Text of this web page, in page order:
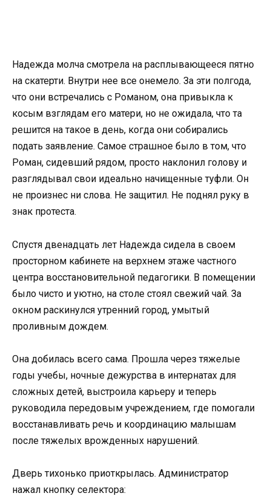
Надежда молча смотрела на расплывающееся пятно
на скатерти. Внутри нее все онемело. За эти полгода,
что они встречались с Романом, она привыкла к
косым взглядам его матери, но не ожидала, что та
решится на такое в день, когда они собирались
подать заявление. Самое страшное было в том, что
Роман, сидевший рядом, просто наклонил голову и
разглядывал свои идеально начищенные туфли. Он
не произнес ни слова. Не защитил. Не поднял руку в
знак протеста.
Спустя двенадцать лет Надежда сидела в своем
просторном кабинете на верхнем этаже частного
центра восстановительной педагогики. В помещении
было чисто и уютно, на столе стоял свежий чай. За
окном раскинулся утренний город, умытый
проливным дождем.
Она добилась всего сама. Прошла через тяжелые
годы учебы, ночные дежурства в интернатах для
сложных детей, выстроила карьеру и теперь
руководила передовым учреждением, где помогали
восстанавливать речь и координацию малышам
после тяжелых врожденных нарушений.
Дверь тихонько приоткрылась. Администратор
нажал кнопку селектора: